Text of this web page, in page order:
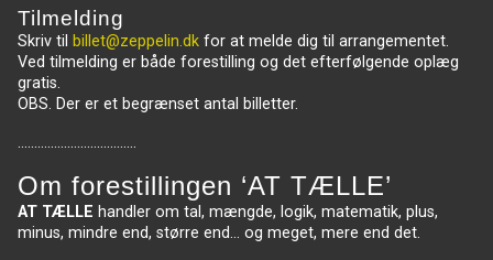
Tilmelding
Skriv til billet@zeppelin.dk for at melde dig til arrangementet.
Ved tilmelding er både forestilling og det efterfølgende oplæg
gratis.
OBS. Der er et begrænset antal billetter.
………………………………
Om forestillingen ‘AT TÆLLE’
AT TÆLLE handler om tal, mængde, logik, matematik, plus,
minus, mindre end, større end… og meget, mere end det.